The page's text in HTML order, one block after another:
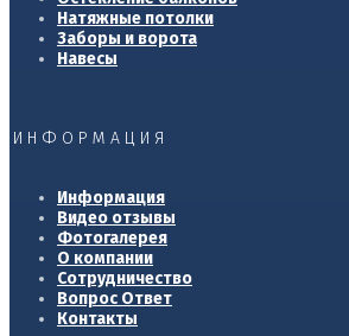
Натяжные потолки
Заборы и ворота
Навесы
ИНФОРМАЦИЯ
Информация
Видео отзывы
Фотогалерея
О компании
Сотрудничество
Вопрос Ответ
Контакты